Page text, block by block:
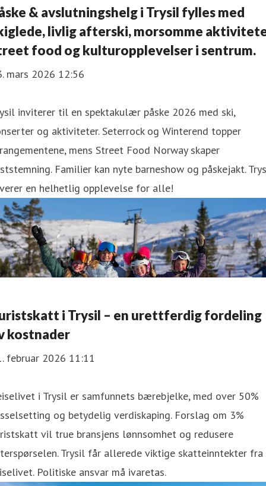
& avslutningshelg i Trysil fylles med
livlig afterski, morsomme
food og kulturopplevelser i sentrum.
mars 2026 12:56
inviterer til en spektakulær påske 2026 med ski,
og aktiviteter. Seterrock og Winterend topper
mens Street Food Norway skaper
Familier kan nyte barneshow og påskejakt.
en helhetlig opplevelse for alle!
i Trysil – en urettferdig fordeling
kostnader
februar 2026 11:11
i Trysil er samfunnets bærebjelke, med over 50%
og betydelig verdiskaping. Forslag om 3%
vil true bransjens lønnsomhet og redusere
Trysil får allerede viktige skatteinntekter fra
Politiske ansvar må ivaretas.